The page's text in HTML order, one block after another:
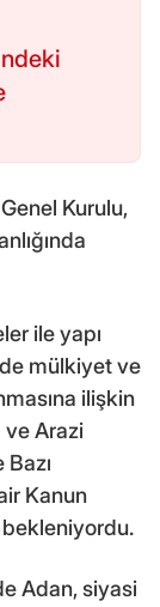
Kurulu,
ile yapı
mülkiyet ve
ilişkin
ve Arazi
Kanun
Adan, siyasi